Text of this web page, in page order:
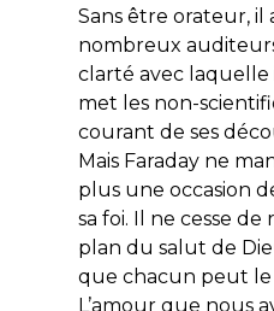
Sans être orateur, il
nombreux
clarté avec laquelle
met les non-
courant de ses
Mais Faraday ne
plus une occasion
sa foi. Il ne cesse de
plan du salut de
que chacun peut
L’amour que nous